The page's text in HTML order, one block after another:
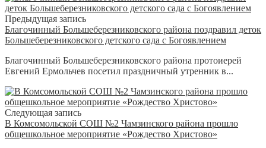
Предыдущая запись
Благочинный Большеберезниковского района поздравил деток
Большеберезниковского детского сада с Богоявлением
Благочинный Большеберезниковского района протоиерей
Евгений Ермольчев посетил праздничный утренник в...
Следующая запись
В Комсомольской СОШ №2 Чамзинского района прошло
общешкольное мероприятие «Рождество Христово»